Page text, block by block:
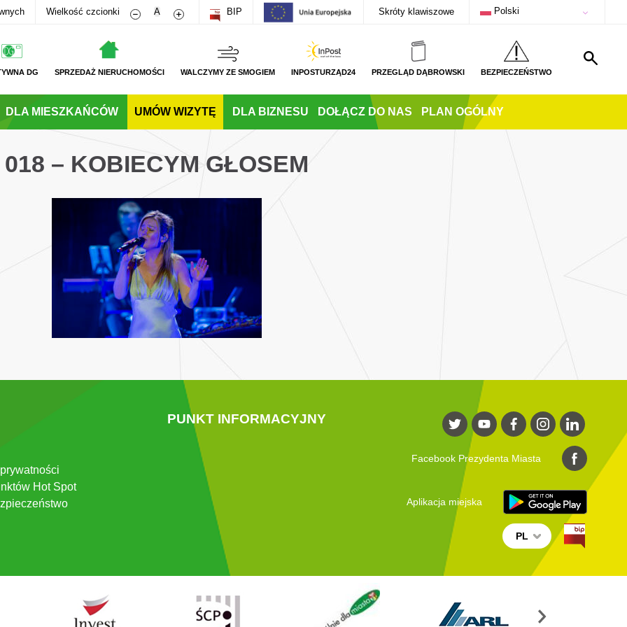
Wielkość czcionki Zmniejsz rozmiar czcionki
A Zwiększ rozmiar czcionki
BIP Skróty klawiszowe Polski
DG SPRZEDAŻ NIERUCHOMOŚCI WALCZYMY ZE SMOGIEM INPOSTURZĄD24 PRZEGLĄD DĄBROWSKI BEZPIECZEŃSTWO
DLA MIESZKAŃCÓW UMÓW WIZYTĘ DLA BIZNESU DOŁĄCZ DO NAS PLAN OGÓLNY
018 – KOBIECYM GŁOSEM
Hot Spot
PUNKT INFORMACYJNY
Facebook Prezydenta Miasta
Aplikacja miejska
PL